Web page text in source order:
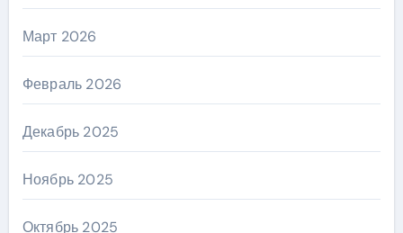
Март 2026
Февраль 2026
Декабрь 2025
Ноябрь 2025
Октябрь 2025